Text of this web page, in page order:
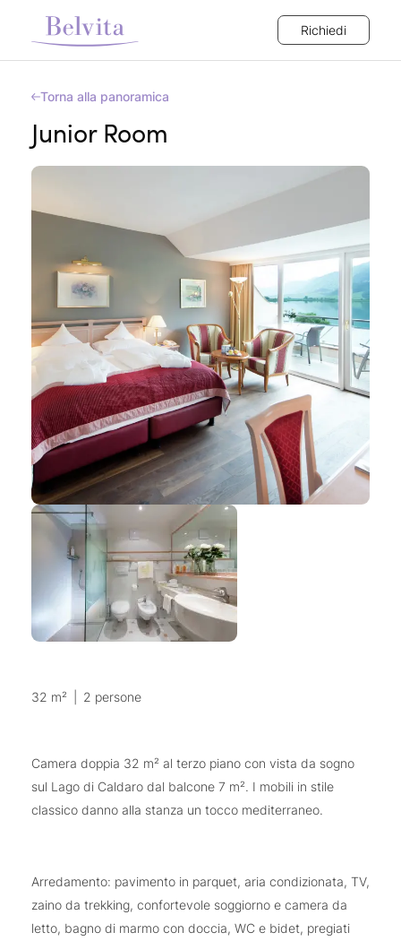
Richiedi
Torna alla panoramica
Junior Room
32 m² 2 persone
Camera doppia 32 m² al terzo piano con vista da sogno
sul Lago di Caldaro dal balcone 7 m². I mobili in stile
classico danno alla stanza un tocco mediterraneo.
Arredamento: pavimento in parquet, aria condizionata, TV,
zaino da trekking, confortevole soggiorno e camera da
letto, bagno di marmo con doccia, WC e bidet, pregiati